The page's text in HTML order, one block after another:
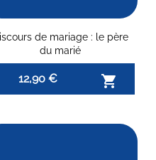
de mariage : le père
du marié
12,90 € 